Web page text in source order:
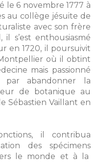
le 6 novembre 1777 à
au collège jésuite de
avec son frère
s’est enthousiasmé
en 1720, il poursuivit
où il obtint
mais passionné
abandonner la
de botanique au
Sébastien Vaillant en
il contribua
des spécimens
le monde et à la